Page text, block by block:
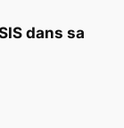
dans sa